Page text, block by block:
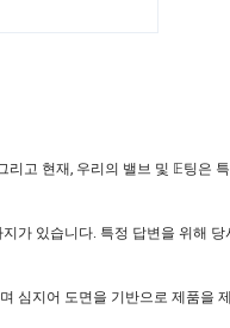
고 현재, 우리의 밸브 및 𝔼팅은
가 있습니다. 특정 답변을 위해 당
심지어 도면을 기반으로 제품을